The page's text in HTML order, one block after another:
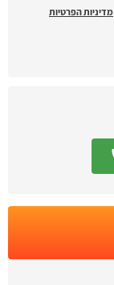
מדיניות הפרטיות